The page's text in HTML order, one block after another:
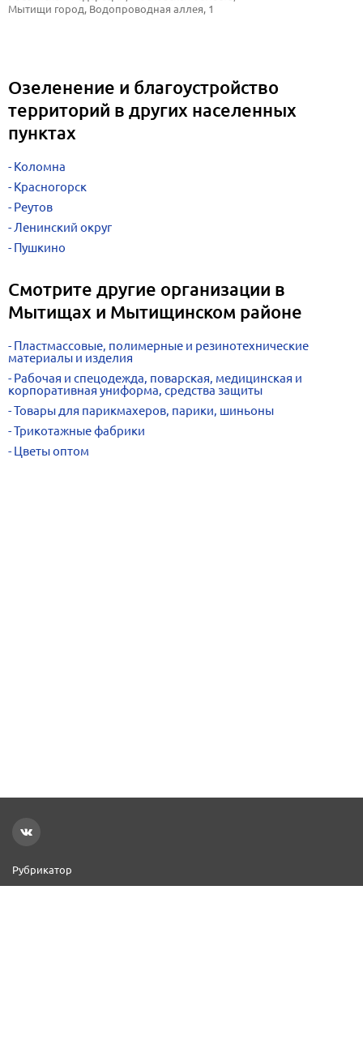
Мытищи город, Водопроводная аллея, 1
Озеленение и благоустройство
территорий в других населенных
пунктах
Коломна
Красногорск
Реутов
Ленинский округ
Пушкино
Смотрите другие организации в
Мытищах и Мытищинском районе
Пластмассовые, полимерные и резинотехнические
материалы и изделия
Рабочая и спецодежда, поварская, медицинская и
корпоративная униформа, средства защиты
Товары для парикмахеров, парики, шиньоны
Трикотажные фабрики
Цветы оптом
Рубрикатор